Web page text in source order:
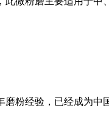
粉经验，已经成为